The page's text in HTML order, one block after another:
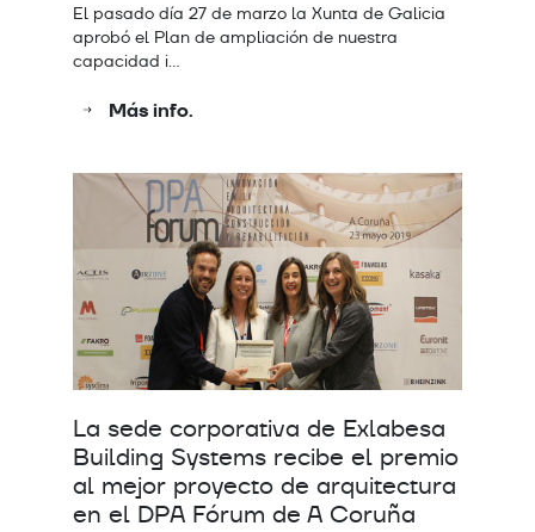
El pasado día 27 de marzo la Xunta de Galicia
aprobó el Plan de ampliación de nuestra
capacidad i…
Más info.
La sede corporativa de Exlabesa
Building Systems recibe el premio
al mejor proyecto de arquitectura
en el DPA Fórum de A Coruña